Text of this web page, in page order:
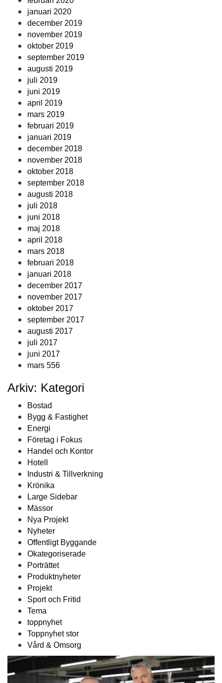
januari 2020
december 2019
november 2019
oktober 2019
september 2019
augusti 2019
juli 2019
juni 2019
april 2019
mars 2019
februari 2019
januari 2019
december 2018
november 2018
oktober 2018
september 2018
augusti 2018
juli 2018
juni 2018
maj 2018
april 2018
mars 2018
februari 2018
januari 2018
december 2017
november 2017
oktober 2017
september 2017
augusti 2017
juli 2017
juni 2017
mars 556
Arkiv: Kategori
Bostad
Bygg & Fastighet
Energi
Företag i Fokus
Handel och Kontor
Hotell
Industri & Tillverkning
Krönika
Large Sidebar
Mässor
Nya Projekt
Nyheter
Offentligt Byggande
Okategoriserade
Porträttet
Produktnyheter
Projekt
Sport och Fritid
Tema
toppnyhet
Toppnyhet stor
Vård & Omsorg